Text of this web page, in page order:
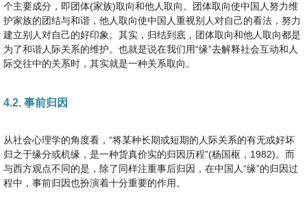
个主要成分，即团体(家族)取向和他人取向。团体取向使中国人努力维
护家族的团结与和谐，他人取向使中国人重视别人对自己的看法，努力
建立别人对自己的好印象。其实，归结到底，团体取向和他人取向都是
为了和谐人际关系的维护。也就是说在我们用“缘”去解释社会互动和人
际交往中的关系时，其实就是一种关系取向。
4.2. 事前归因
从社会心理学的角度看，“将某种长期或短期的人际关系的有无或好坏
归之于缘分或机缘，是一种货真价实的归因历程”(杨国枢，1982)。而
与西方观点不同的是，除了同样注重事后归因，在中国人“缘”的归因过
程中，事前归因也扮演着十分重要的作用。